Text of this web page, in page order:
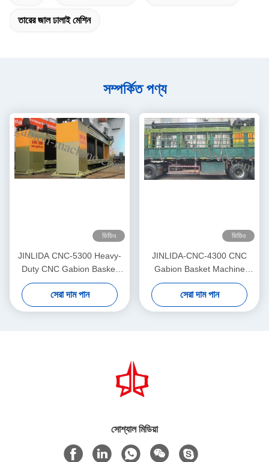
তারের জাল ঢালাই মেশিন
সম্পর্কিত পণ্য
ভিডিও
JINLIDA CNC-5300 Heavy-
Duty CNC Gabion Basket
Welding Machine 5300mm
Width Double Twist Mesh
Production Equipment
সেরা দাম পান
ভিডিও
JINLIDA-CNC-4300 CNC
Gabion Basket Machine
4300mm Working Width
Servo-Driven Double Twist
Mesh Equipment
সেরা দাম পান
সোশ্যাল মিডিয়া